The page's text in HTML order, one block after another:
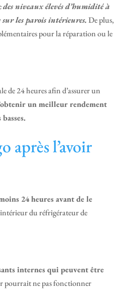
des niveaux élevés d’humidité à
les parois intérieures.De plus,
pour la réparation ou le
de 24 heures afin d’assurer un
un meilleur rendement
après l’avoir
24 heures avant de le
du réfrigérateur de
internes qui peuvent être
pourrait ne pas fonctionner